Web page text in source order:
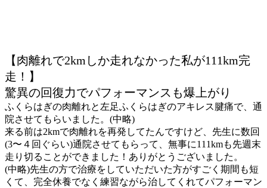
【肉離れで2kmしか走れなかった私が111km完
走！】
驚異の回復力でパフォーマンスも爆上がり
ふくらはぎの肉離れと左足ふくらはぎのアキレス腱痛で、通
院させてもらいました。(中略)
来る前は2kmで肉離れを再発してたんですけど、先生に数回
(3〜４回ぐらい)通院させてもらって、無事に111kmも先週末
走り切ることができました！ありがとうございました。
(中略)先生の方で治療をしていただいた方がすごく期間も短
くて、完全休養でなく練習ながら治してくれてパフォーマン